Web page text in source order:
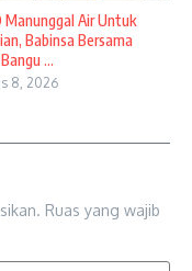
Manunggal Air Untuk
Babinsa Bersama
...
8, 2026
Ruas yang wajib